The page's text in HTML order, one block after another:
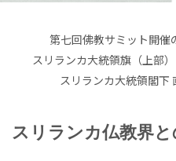
第七回佛教サミット開
スリランカ大統領旗（上部
スリランカ大統領閣
スリランカ仏教界